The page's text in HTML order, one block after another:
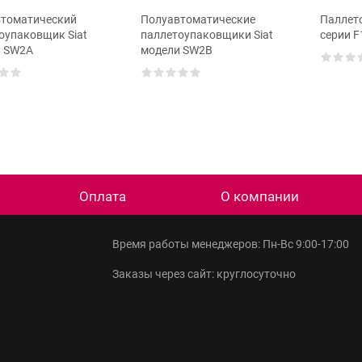
Siat
Полуавтоматические
паллетоупаковщики Siat
модели SW2B
серии
Оплата О компании
Время работы менеджеров: Пн-Вс 9:00-17:00
Заказы через сайт: круглосуточно